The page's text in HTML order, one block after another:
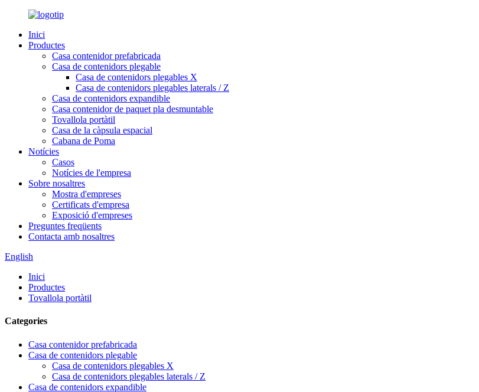
Inici
Productes
Casa contenidor prefabricada
Casa de contenidors plegable
Casa de contenidors plegables X
Casa de contenidors plegables laterals / Z
Casa de contenidors expandible
Casa contenidor de paquet pla desmuntable
Tovallola portàtil
Casa de la càpsula espacial
Cabana de Poma
Notícies
Casos
Notícies de l'empresa
Sobre nosaltres
Mostra d'empreses
Certificats d'empresa
Exposició d'empreses
Preguntes freqüents
Contacta amb nosaltres
English
Inici
Productes
Tovallola portàtil
Categories
Casa contenidor prefabricada
Casa de contenidors plegable
Casa de contenidors plegables X
Casa de contenidors plegables laterals / Z
Casa de contenidors expandible